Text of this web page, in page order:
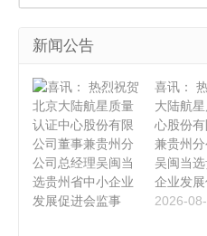
新闻公告
喜讯：
大陆航
心股份
兼贵州
吴闽当
企业发
2026-